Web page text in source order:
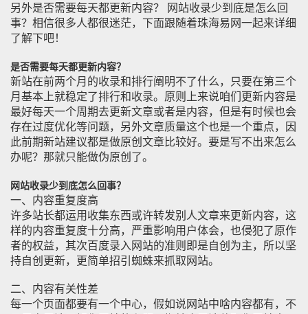
另外是否需要每天都更新内容？ 网站收录少到底是怎么回
事？相信很多人都很迷茫，下面跟随着珠海易网一起来详细
了解下吧！
是否需要每天都更新内容？
新站在前两个月的收录和排行阐明不了什么，只要在第三个
月基本上就稳定了排行和收录。原则上来说咱们更新内容是
最好每天一个周期去更新文章或者是内容，但是有时候也会
存在过度优化等问题，另外文章质量这个也是一个重点，因
此前期新站建议都是做原创文章比较好。要是写不出来怎么
办呢？那就只能做伪原创了。
网站收录少到底怎么回事？
一、内容重复度高
许多站长都运用收集东西或许转发别人文章来更新内容，这
样的内容重复度十分高，严重影响用户体会，也侵犯了原作
者的权益，其次百度录入网站的准则即是自创为主，所以坚
持自创更新，更简单招引蜘蛛来抓取网站。
二、内容有关性差
每一个页面都要有一个中心，假如说网站中啥内容都有，不